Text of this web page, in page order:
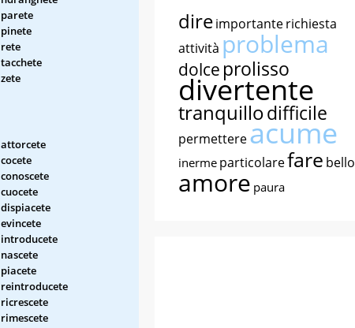
parete
pinete
rete
tacchete
zete
attorcete
cocete
conoscete
cuocete
dispiacete
evincete
introducete
nascete
piacete
reintroducete
ricrescete
rimescete
direimportanterichiesta
attività problema
dolce prolisso
divertente
tranquillodifficile
permettereacume
inerme particolarefare bello
amore paura